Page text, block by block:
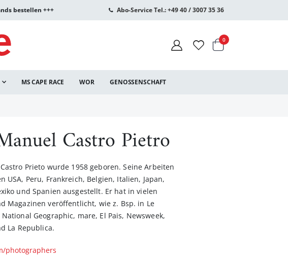
bestellen +++ Abo-Service Tel.: +49 40 / 3007 35 36
Warenkorb
0Artikel
MS CAPE RACE WOR GENOSSENSCHAFT
Castro Pietro
Prieto wurde 1958 geboren. Seine Arbeiten
USA, Peru, Frankreich, Belgien, Italien, Japan,
und Spanien ausgestellt. Er hat in vielen
Magazinen veröffentlicht, wie z. Bsp. in Le
National Geographic, mare, El Pais, Newsweek,
La Republica.
photographers